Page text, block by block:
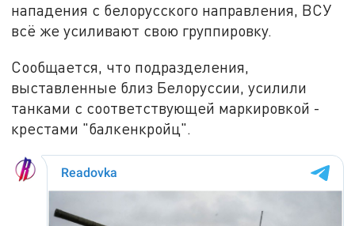
нападения с белорусского направления, ВСУ
всё же усиливают свою группировку.
Сообщается, что подразделения,
выставленные близ Белоруссии, усилили
танками с соответствующей маркировкой -
крестами "балкенкройц".